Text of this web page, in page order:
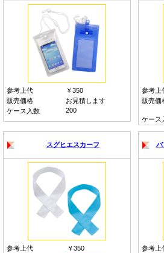
参考上代
￥350
販売価格
お見積します
ケース入数
200
参考上
販売価
ケース
スグヒエスカーフ
参考上代
￥350
バ
参考上